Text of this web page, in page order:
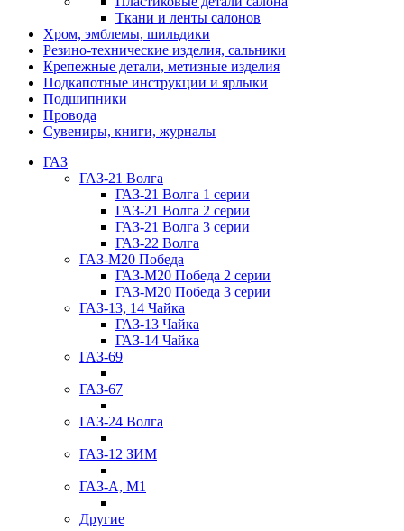
Ткани и ленты салонов
Хром, эмблемы, шильдики
Резино-технические изделия, сальники
Крепежные детали, метизные изделия
Подкапотные инструкции и ярлыки
Подшипники
Провода
Сувениры, книги, журналы
ГАЗ
ГАЗ-21 Волга
ГАЗ-21 Волга 1 серии
ГАЗ-21 Волга 2 серии
ГАЗ-21 Волга 3 серии
ГАЗ-22 Волга
ГАЗ-М20 Победа
ГАЗ-М20 Победа 2 серии
ГАЗ-М20 Победа 3 серии
ГАЗ-13, 14 Чайка
ГАЗ-13 Чайка
ГАЗ-14 Чайка
ГАЗ-69
ГАЗ-67
ГАЗ-24 Волга
ГАЗ-12 ЗИМ
ГАЗ-А, М1
Другие